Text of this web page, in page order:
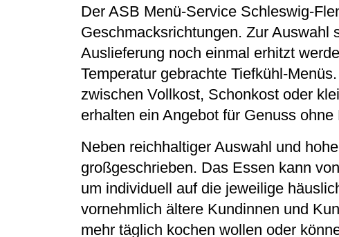
Der ASB Menü-Service Schleswig-
Geschmacksrichtungen. Zur Auswahl
Auslieferung noch einmal erhitzt
Temperatur gebrachte Tiefkühl-
zwischen Vollkost, Schonkost oder
erhalten ein Angebot für Genuss ohne
Neben reichhaltiger Auswahl und
großgeschrieben. Das Essen kann
um individuell auf die jeweilige
vornehmlich ältere Kundinnen und
mehr täglich kochen wollen oder